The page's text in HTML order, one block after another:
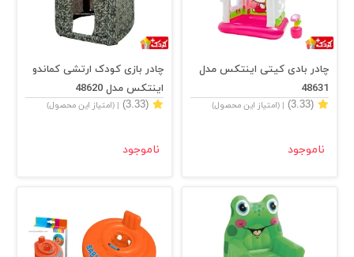
چادر بادی کیتی اینتکس مدل
48631
(3.33)
| (امتیاز این محصول)
ناموجود
چادر بازی کودک ارتشی کماندو
اینتکس مدل 48620
(3.33)
| (امتیاز این محصول)
ناموجود